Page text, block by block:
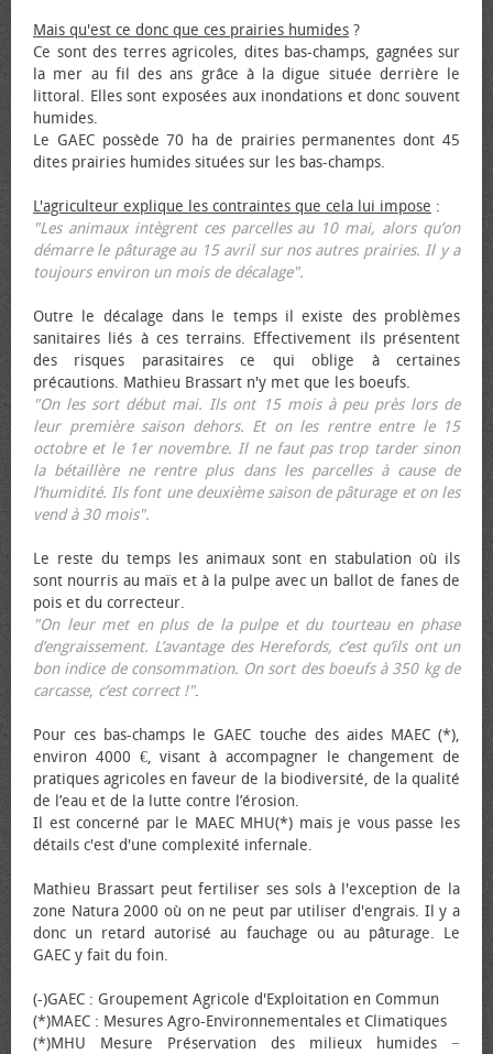
Mais qu'est ce donc que ces prairies humides ?
Ce sont des terres agricoles, dites bas-champs, gagnées sur
la mer au fil des ans grâce à la digue située derrière le
littoral. Elles sont exposées aux inondations et donc souvent
humides.
Le GAEC possède 70 ha de prairies permanentes dont 45
dites prairies humides situées sur les bas-champs.
L'agriculteur explique les contraintes que cela lui impose :
"Les animaux intègrent ces parcelles au 10 mai, alors qu’on
démarre le pâturage au 15 avril sur nos autres prairies. Il y a
toujours environ un mois de décalage".
Outre le décalage dans le temps il existe des problèmes
sanitaires liés à ces terrains. Effectivement ils présentent
des risques parasitaires ce qui oblige à certaines
précautions. Mathieu Brassart n'y met que les bœufs.
"On les sort début mai. Ils ont 15 mois à peu près lors de
leur première saison dehors. Et on les rentre entre le 15
octobre et le 1er novembre. Il ne faut pas trop tarder sinon
la bétaillère ne rentre plus dans les parcelles à cause de
l’humidité. Ils font une deuxième saison de pâturage et on les
vend à 30 mois".
Le reste du temps les animaux sont en stabulation où ils
sont nourris au maïs et à la pulpe avec un ballot de fanes de
pois et du correcteur.
"On leur met en plus de la pulpe et du tourteau en phase
d’engraissement. L’avantage des Herefords, c’est qu’ils ont un
bon indice de consommation. On sort des bœufs à 350 kg de
carcasse, c’est correct !".
Pour ces bas-champs le GAEC touche des aides MAEC (*),
environ 4000 €, visant à accompagner le changement de
pratiques agricoles en faveur de la biodiversité, de la qualité
de l’eau et de la lutte contre l’érosion.
Il est concerné par le MAEC MHU(*) mais je vous passe les
détails c'est d'une complexité infernale.
Mathieu Brassart peut fertiliser ses sols à l'exception de la
zone Natura 2000 où on ne peut par utiliser d'engrais. Il y a
donc un retard autorisé au fauchage ou au pâturage. Le
GAEC y fait du foin.
(-)GAEC : Groupement Agricole d'Exploitation en Commun
(*)MAEC : Mesures Agro-Environnementales et Climatiques
(*)MHU Mesure Préservation des milieux humides −